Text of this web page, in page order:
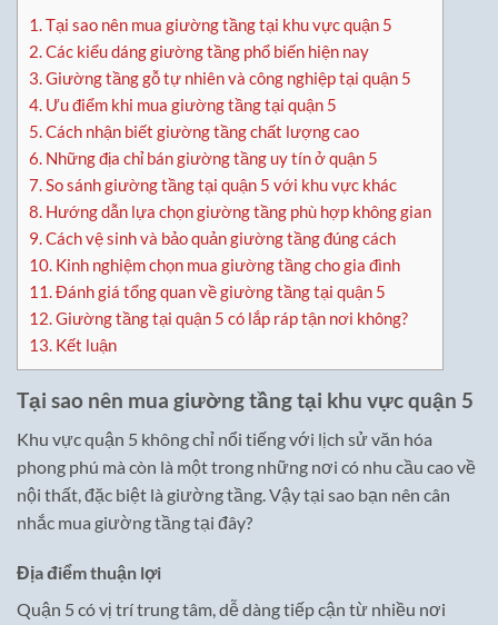
1.Tại sao nên mua giường tầng tại khu vực quận 5
2.Các kiểu dáng giường tầng phổ biến hiện nay
3.Giường tầng gỗ tự nhiên và công nghiệp tại quận 5
4. Ưu điểm khi mua giường tầng tại quận 5
5.Cách nhận biết giường tầng chất lượng cao
6. Những địa chỉ bán giường tầng uy tín ở quận 5
7.So sánh giường tầng tại quận 5 với khu vực khác
8. Hướng dẫn lựa chọn giường tầng phù hợp không gian
9.Cách vệ sinh và bảo quản giường tầng đúng cách
10. Kinh nghiệm chọn mua giường tầng cho gia đình
11.Đánh giá tổng quan về giường tầng tại quận 5
12.Giường tầng tại quận 5 có lắp ráp tận nơi không?
13. Kết luận
Tại sao nên mua giường tầng tại khu vực quận 5
Khu vực quận 5 không chỉ nổi tiếng với lịch sử văn hóa
phong phú mà còn là một trong những nơi có nhu cầu cao về
nội thất, đặc biệt là giường tầng. Vậy tại sao bạn nên cân
nhắc mua giường tầng tại đây?
Địa điểm thuận lợi
Quận 5 có vị trí trung tâm, dễ dàng tiếp cận từ nhiều nơi